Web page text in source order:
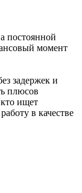
постоянной
момент
задержек и
плюсов
ищет
в качестве